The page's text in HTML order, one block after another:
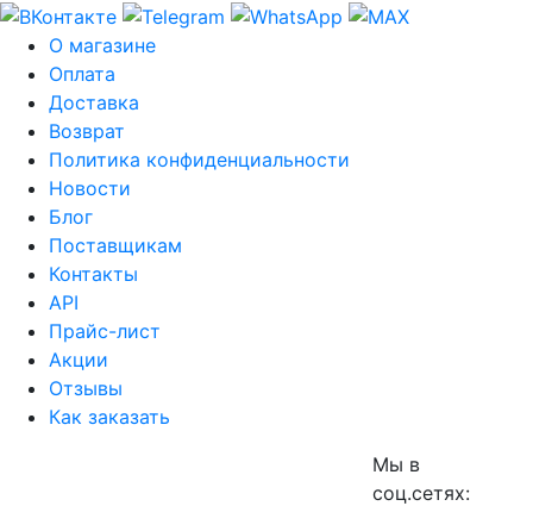
О магазине
Оплата
Доставка
Возврат
Политика конфиденциальности
Новости
Блог
Поставщикам
Контакты
API
Прайс-лист
Акции
Отзывы
Как заказать
Мы в
соц.сетях: